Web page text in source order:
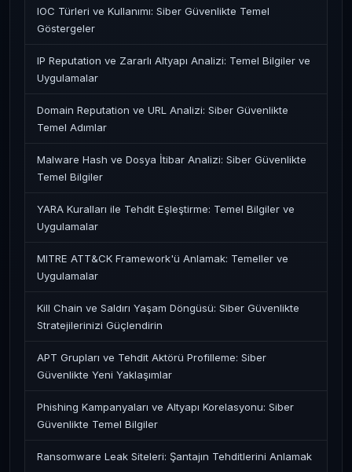
IOC Türleri ve Kullanımı: Siber Güvenlikte Temel
Göstergeler
IP Reputation ve Zararlı Altyapı Analizi: Temel Bilgiler ve
Uygulamalar
Domain Reputation ve URL Analizi: Siber Güvenlikte
Temel Adımlar
Malware Hash ve Dosya İtibar Analizi: Siber Güvenlikte
Temel Bilgiler
YARA Kuralları ile Tehdit Eşleştirme: Temel Bilgiler ve
Uygulamalar
MITRE ATT&CK Framework'ü Anlamak: Temeller ve
Uygulamalar
Kill Chain ve Saldırı Yaşam Döngüsü: Siber Güvenlikte
Stratejilerinizi Güçlendirin
APT Grupları ve Tehdit Aktörü Profilleme: Siber
Güvenlikte Yeni Yaklaşımlar
Phishing Kampanyaları ve Altyapı Korelasyonu: Siber
Güvenlikte Temel Bilgiler
Ransomware Leak Siteleri: Şantajın Tehditlerini Anlamak